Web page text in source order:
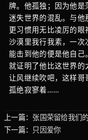
牌。他孤独；因为他
迷失世界的混乱。与
更习惯用无比凌厉的
沙漠里我行我素，一
能击到他的便是他自
就证明了他比这世界的
让风继续吹吧，这样
孤绝寂寥着……
上一篇： 张国荣留给我们
下一篇： 只因爱你